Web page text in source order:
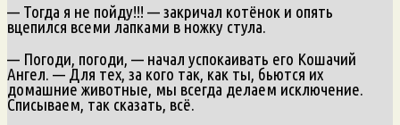
— Тогда я не пойду!!! — закричал котёнок и опять
вцепился всеми лапками в ножку стула.
— Погоди, погоди, — начал успокаивать его Кошачий
Ангел. — Для тех, за кого так, как ты, бьются их
домашние животные, мы всегда делаем исключение.
Списываем, так сказать, всё.